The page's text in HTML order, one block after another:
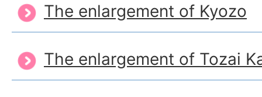
The enlargement of Kyozo
The enlargement of Tozai